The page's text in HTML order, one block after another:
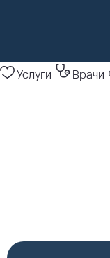
Услуги Врачи